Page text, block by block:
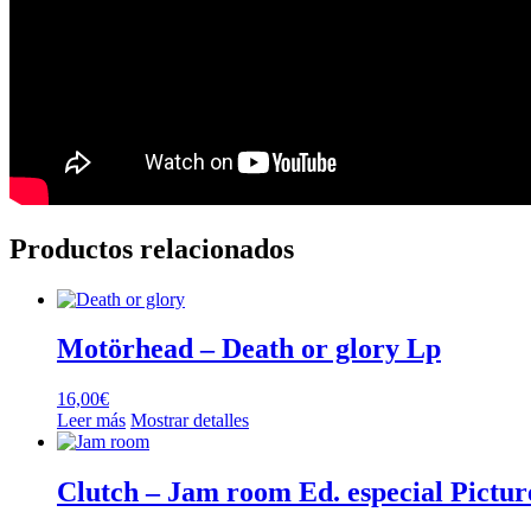
Productos relacionados
Motörhead – Death or glory Lp
16,00€
Leer más Mostrar detalles
Clutch – Jam room Ed. especial